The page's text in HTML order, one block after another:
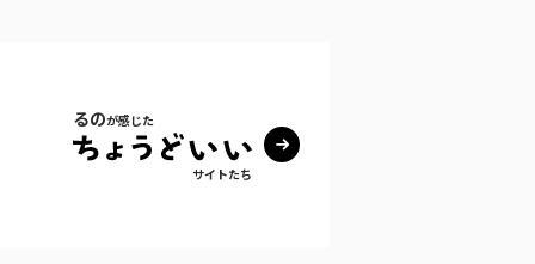
るのが感じた
サイトたち